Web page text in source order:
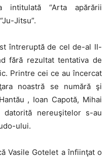
intitulată “Arta apărării
Jitsu”.
întreruptă de cel de-al II-
fără rezultat tentativa de
Printre cei ce au încercat
noastră se numără şi
, Ioan Capotă, Mihai
datorită nereuşitelor s-au
ului.
Vasile Gotelet a înfiinţat o